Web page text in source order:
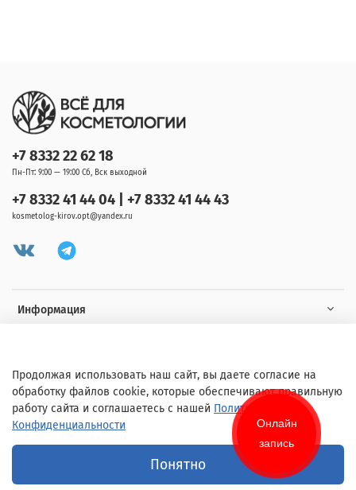
Информация
+7 8332 22 62 18
Пн-Пт: 9:00 — 19:00 Сб, Вск выходной
+7 8332 41 44 04 | +7 8332 41 44 43
kosmetolog-kirov.opt@yandex.ru
© 2020 Любое использование контента без письменного разрешения
Продолжая использовать наш сайт, вы даете согласие на
обработку файлов cookie, которые обеспечивают правильную
работу сайта и соглашаетесь с нашей Политикой
Конфиденциальности
Понятно
Онлайн
запись